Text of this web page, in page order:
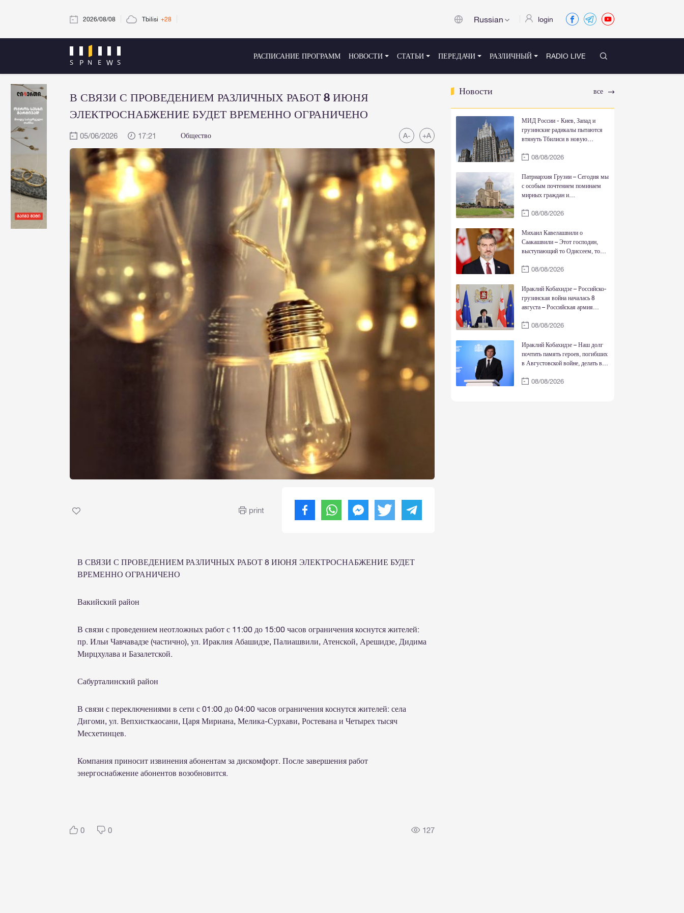
2026/08/08 Tbilisi +28 Russian login
РАСПИСАНИЕ ПРОГРАММ НОВОСТИ СТАТЬИ ПЕРЕДАЧИ РАЗЛИЧНЫЙ RADIO LIVE
В СВЯЗИ С ПРОВЕДЕНИЕМ РАЗЛИЧНЫХ РАБОТ 8 ИЮНЯ
ЭЛЕКТРОСНАБЖЕНИЕ БУДЕТ ВРЕМЕННО ОГРАНИЧЕНО
05/06/2026 17:21 Общество A- +A
print
В СВЯЗИ С ПРОВЕДЕНИЕМ РАЗЛИЧНЫХ РАБОТ 8 ИЮНЯ ЭЛЕКТРОСНАБЖЕНИЕ БУДЕТ
ВРЕМЕННО ОГРАНИЧЕНО
Вакийский район
В связи с проведением неотложных работ с 11:00 до 15:00 часов ограничения коснутся жителей:
пр. Ильи Чавчавадзе (частично), ул. Ираклия Абашидзе, Палиашвили, Атенской, Арешидзе, Дидима
Мирцхулава и Базалетской.
Сабурталинский район
В связи с переключениями в сети с 01:00 до 04:00 часов ограничения коснутся жителей: села
Дигоми, ул. Вепхисткаосани, Царя Мириана, Мелика-Сурхави, Ростевана и Четырех тысяч
Месхетинцев.
Компания приносит извинения абонентам за дискомфорт. После завершения работ
энергоснабжение абонентов возобновится.
0 0 127
Новости все
МИД России - Киев, Запад и
грузинские радикалы пытаются
втянуть Тбилиси в новую
Кавказе08/08/2026
Патриархия Грузии – Сегодня мы
с особым почтением поминаем
мирных граждан и
пожертвовавших своими
достоинства страны
08/08/2026
Михаил Кавелашвили о
Саакашвили – Этот господин,
выступающий то Одиссеем, то
Чавчавадзе и Давидом-
является жалкой, трусливой
личностью
08/08/2026
Ираклий Кобахидзе – Российско-
грузинская война началась 8
августа – Российская армия
соответствующее заявление
То, что случилось 7 августа, это
то, что режим Саакашвили
обстрелял Цхинвали
08/08/2026
Ираклий Кобахидзе – Наш долг
почтить память героев, погибших
в Августовской войне, делать все
восстановления территориальной
08/08/2026